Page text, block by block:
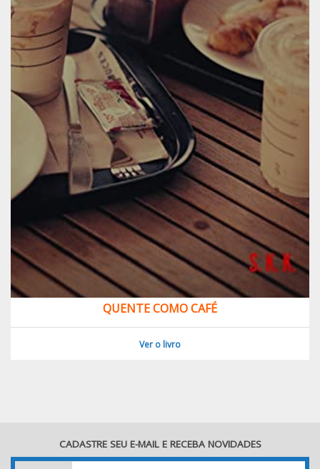
QUENTE COMO CAFÉ
Ver o livro
CADASTRE SEU E-MAIL E RECEBA NOVIDADES